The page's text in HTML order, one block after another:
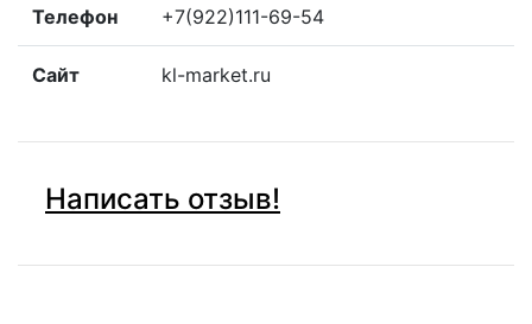
Телефон +7(922)111-69-54
Сайт kl-market.ru
Написать отзыв!